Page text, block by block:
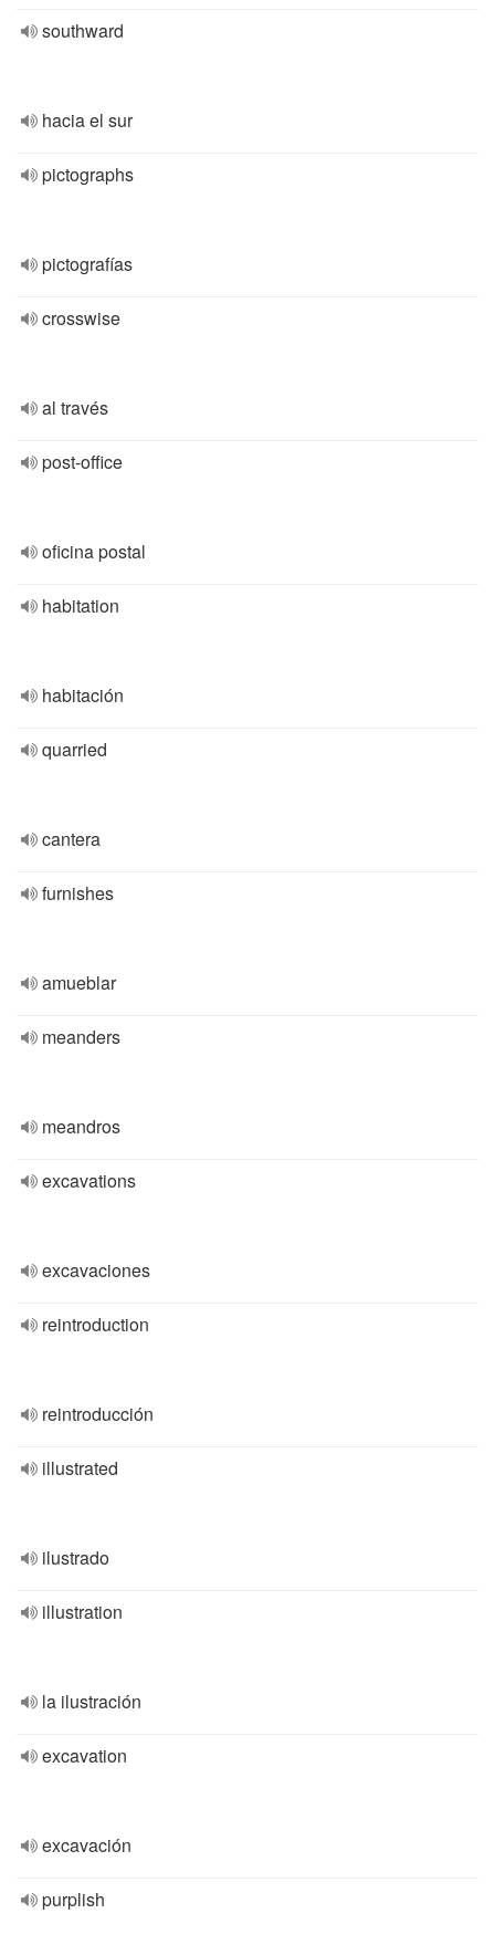
southward
hacia el sur
pictographs
pictografías
crosswise
al través
post-office
oficina postal
habitation
habitación
quarried
cantera
furnishes
amueblar
meanders
meandros
excavations
excavaciones
reintroduction
reintroducción
illustrated
ilustrado
illustration
la ilustración
excavation
excavación
purplish